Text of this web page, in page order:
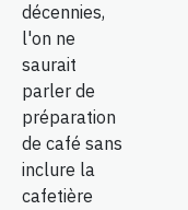
décennies,
l'on ne
saurait
parler de
préparation
de café sans
inclure la
cafetière